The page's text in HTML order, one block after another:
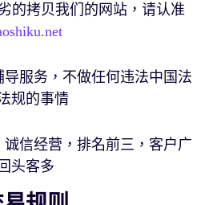
的拷贝我们的网站，请认准
服务，不做任何违法中国法
规的事情
诚信经营，排名前三，客户广
回头客多